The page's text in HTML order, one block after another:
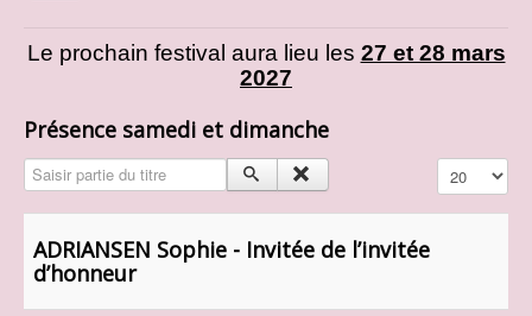
Expos et animations
Liste des auteurs
Cosplay
Présentation d'AncenisBD
Le prochain festival aura lieu les 27 et 28 mars
2027
Présence samedi et dimanche
Saisir partie du titre Affichage #
ADRIANSEN Sophie - Invitée de l’invitée
d’honneur